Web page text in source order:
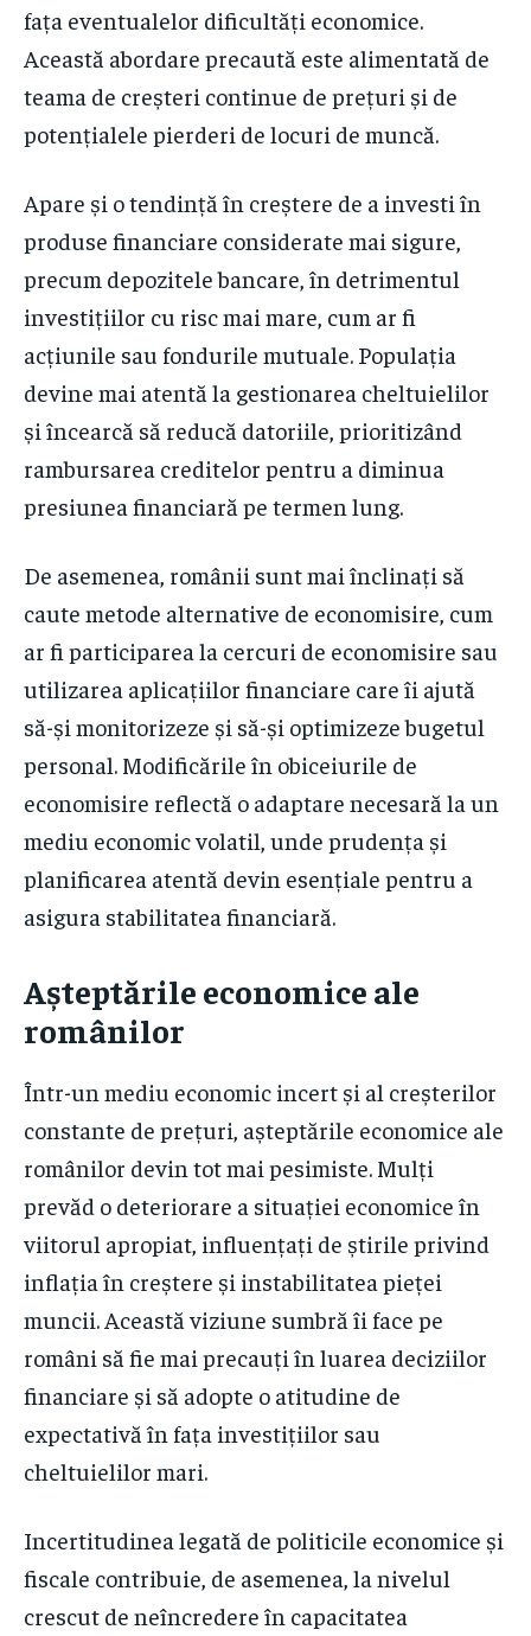
fața eventualelor dificultăți economice.
Această abordare precaută este alimentată de
teama de creșteri continue de prețuri și de
potențialele pierderi de locuri de muncă.
Apare și o tendință în creștere de a investi în
produse financiare considerate mai sigure,
precum depozitele bancare, în detrimentul
investițiilor cu risc mai mare, cum ar fi
acțiunile sau fondurile mutuale. Populația
devine mai atentă la gestionarea cheltuielilor
și încearcă să reducă datoriile, prioritizând
rambursarea creditelor pentru a diminua
presiunea financiară pe termen lung.
De asemenea, românii sunt mai înclinați să
caute metode alternative de economisire, cum
ar fi participarea la cercuri de economisire sau
utilizarea aplicațiilor financiare care îi ajută
să-și monitorizeze și să-și optimizeze bugetul
personal. Modificările în obiceiurile de
economisire reflectă o adaptare necesară la un
mediu economic volatil, unde prudența și
planificarea atentă devin esențiale pentru a
asigura stabilitatea financiară.
Așteptările economice ale
românilor
Într-un mediu economic incert și al creșterilor
constante de prețuri, așteptările economice ale
românilor devin tot mai pesimiste. Mulți
prevăd o deteriorare a situației economice în
viitorul apropiat, influențați de știrile privind
inflația în creștere și instabilitatea pieței
muncii. Această viziune sumbră îi face pe
români să fie mai precauți în luarea deciziilor
financiare și să adopte o atitudine de
expectativă în fața investițiilor sau
cheltuielilor mari.
Incertitudinea legată de politicile economice și
fiscale contribuie, de asemenea, la nivelul
crescut de neîncredere în capacitatea